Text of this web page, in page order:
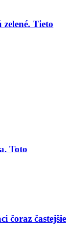
Tieto
Toto
čoraz častejšie